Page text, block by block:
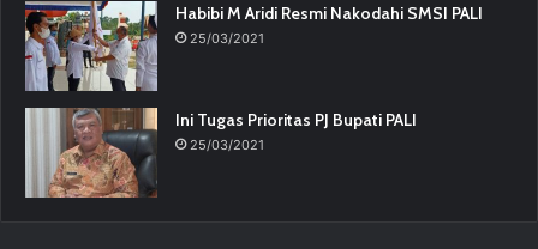
Habibi M Aridi Resmi Nakodahi SMSI PALI
25/03/2021
Ini Tugas Prioritas PJ Bupati PALI
25/03/2021